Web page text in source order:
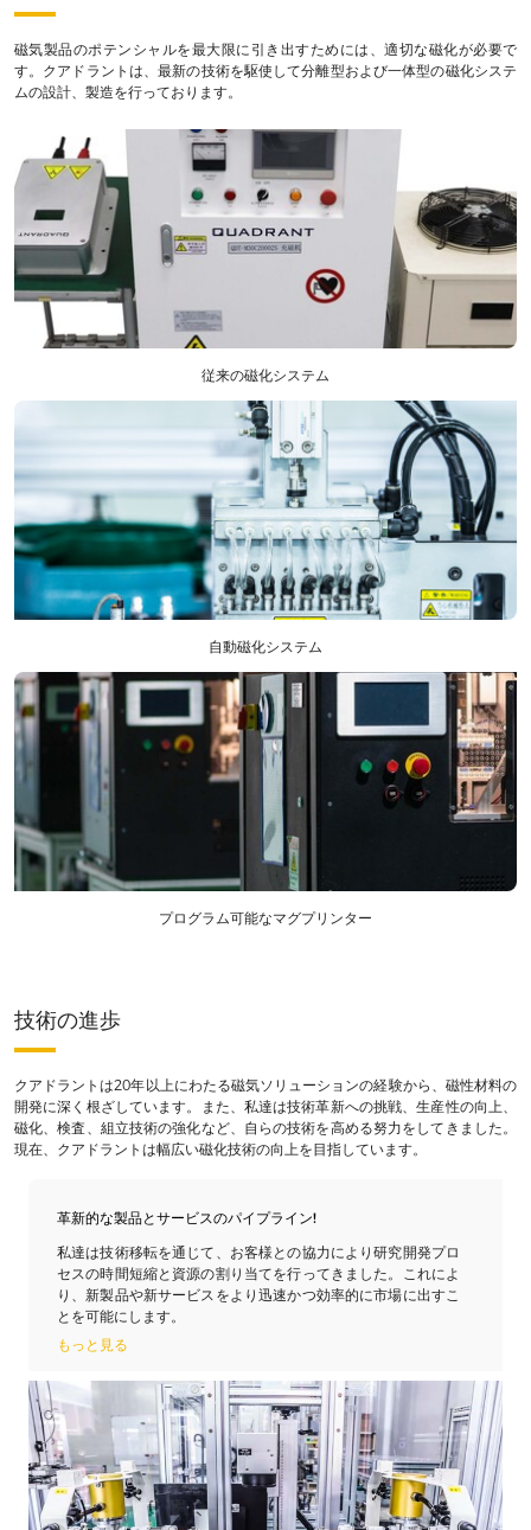
磁気製品のポテンシャルを最大限に引き出すためには、適切な磁化が必要で
す。クアドラントは、最新の技術を駆使して分離型および一体型の磁化システ
ムの設計、製造を行っております。
従来の磁化システム
自動磁化システム
プログラム可能なマグプリンター
技術の進歩
クアドラントは20年以上にわたる磁気ソリューションの経験から、磁性材料の
開発に深く根ざしています。また、私達は技術革新への挑戦、生産性の向上、
磁化、検査、組立技術の強化など、自らの技術を高める努力をしてきました。
現在、クアドラントは幅広い磁化技術の向上を目指しています。
革新的な製品とサービスのパイプライン!
私達は技術移転を通じて、お客様との協力により研究開発プロ
セスの時間短縮と資源の割り当てを行ってきました。これによ
り、新製品や新サービスをより迅速かつ効率的に市場に出すこ
とを可能にします。
もっと見る